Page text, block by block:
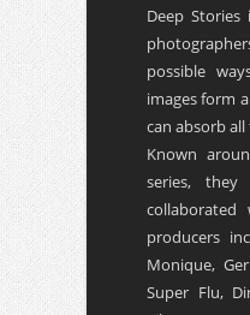
Deep
possible
images form
can absorb
Known
series,
producers
Monique,
Super Flu,